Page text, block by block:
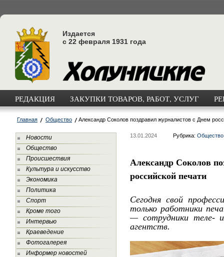
Издается
с 22 февраля 1931 года
РЕДАКЦИЯ ЗАКУПКИ ТОВАРОВ, РАБОТ, УСЛУГ
Главная Общество Александр Соколов поздравил журналистов с Днем
Новости
Общество
Происшествия
Культура и искусство
Экономика
Политика
Спорт
Кроме того
Интервью
Краеведение
Фотогалерея
Информер новостей
13.01.2024 Рубрика: Общество
Александр Соколов
российской печати
Сегодня свой
только работники
— сотрудники теле- и
агентств.